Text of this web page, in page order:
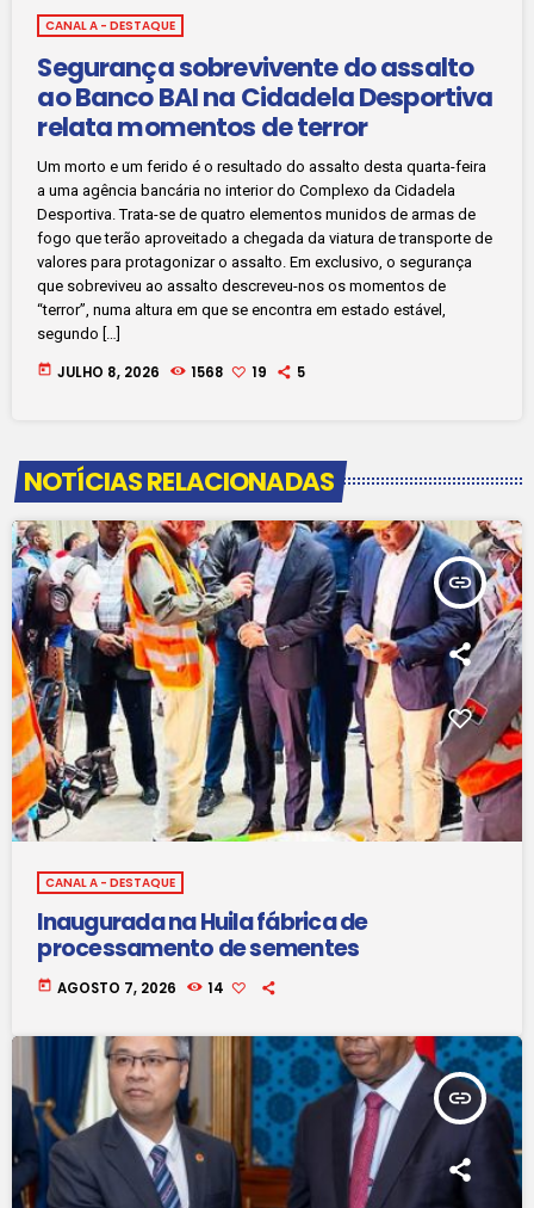
CANAL A - DESTAQUE
Segurança sobrevivente do assalto
ao Banco BAI na Cidadela Desportiva
relata momentos de terror
Um morto e um ferido é o resultado do assalto desta quarta-feira
a uma agência bancária no interior do Complexo da Cidadela
Desportiva. Trata-se de quatro elementos munidos de armas de
fogo que terão aproveitado a chegada da viatura de transporte de
valores para protagonizar o assalto. Em exclusivo, o segurança
que sobreviveu ao assalto descreveu-nos os momentos de
“terror”, numa altura em que se encontra em estado estável,
segundo […]
today JULHO 8, 2026 1568 19 5
NOTÍCIAS RELACIONADAS
insert_link
CANAL A - DESTAQUE
Inaugurada na Huila fábrica de
processamento de sementes
today AGOSTO 7, 2026 14
insert_link